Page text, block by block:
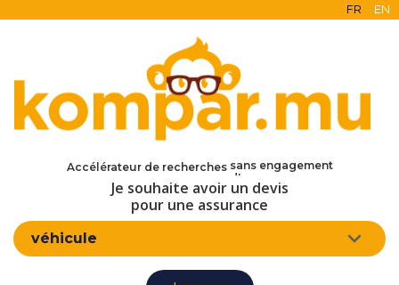
FR EN
Accélérateur de recherches
en ligne
d'assurance
Je souhaite avoir un devis
pour une assurance
véhicule